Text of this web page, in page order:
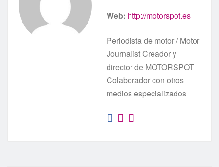
Web: http://motorspot.es
Periodista de motor / Motor
Journalist Creador y
director de MOTORSPOT
Colaborador con otros
medios especializados